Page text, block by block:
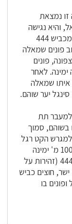
נמצאת
והיא נגישה
ביותר מכיוון משרדי קק"ל בבית נחמיה – מכביש 444
פונים שמאלה
פונים
לאחר
איתו שמאלה
תת
בשוהם, סמוך
למגרש הקט רגל
עד לדרך הנוף, שם פונים שמאלה ולאחר 100 מ' ימינה
למעבר תת קרקעי מסודר מתחת לכביש 444 (זהירות על
חוצים כביש
בו